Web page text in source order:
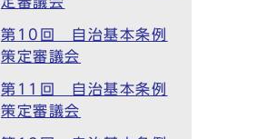
第10回 自治基本条例
策定審議会
第11回 自治基本条例
策定審議会